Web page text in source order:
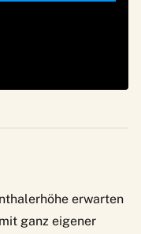
erwarten
ganz eigener